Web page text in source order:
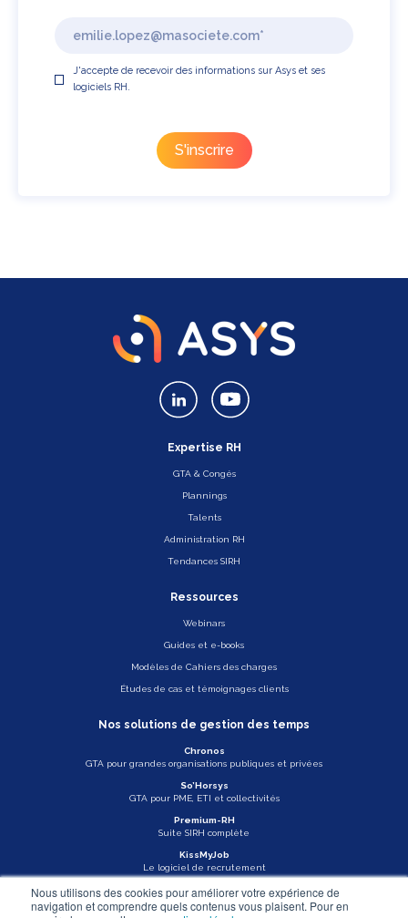
Nous utilisons des cookies pour améliorer votre expérience de
navigation et comprendre quels contenus vous plaisent. Pour en
J'accepte de recevoir des informations sur Asys et ses
logiciels RH.
Expertise RH
GTA & Congés
Plannings
Talents
Administration RH
Tendances SIRH
Ressources
Webinars
Guides et e-books
Modèles de Cahiers des charges
Études de cas et témoignages clients
Nos solutions de gestion des temps
Chronos
GTA pour grandes organisations publiques et privées
So’Horsys
GTA pour PME, ETI et collectivités
Premium-RH
Suite SIRH complète
KissMyJob
Le logiciel de recrutement
Veille légale